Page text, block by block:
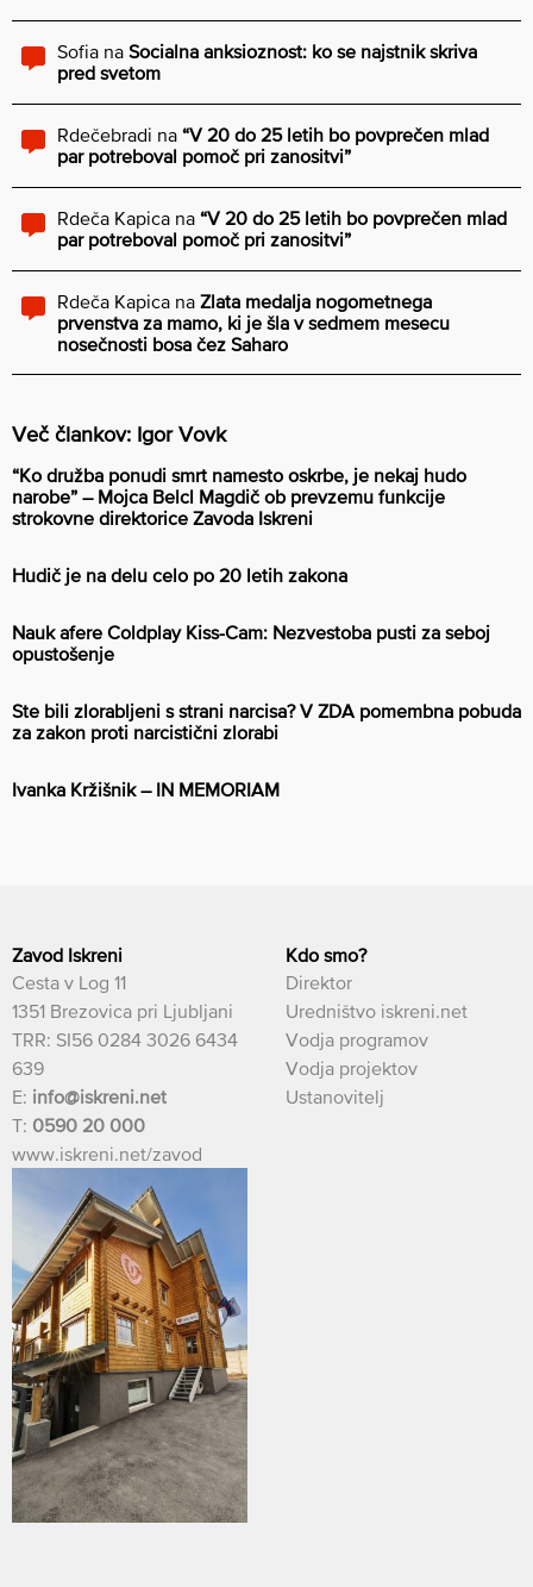
Sofia na Socialna anksioznost: ko se najstnik skriva
pred svetom
Rdečebradi na “V 20 do 25 letih bo povprečen mlad
par potreboval pomoč pri zanositvi”
Rdeča Kapica na “V 20 do 25 letih bo povprečen mlad
par potreboval pomoč pri zanositvi”
Rdeča Kapica na Zlata medalja nogometnega
prvenstva za mamo, ki je šla v sedmem mesecu
nosečnosti bosa čez Saharo
Več člankov: Igor Vovk
“Ko družba ponudi smrt namesto oskrbe, je nekaj hudo
narobe” – Mojca Belcl Magdič ob prevzemu funkcije
strokovne direktorice Zavoda Iskreni
Hudič je na delu celo po 20 letih zakona
Nauk afere Coldplay Kiss-Cam: Nezvestoba pusti za seboj
opustošenje
Ste bili zlorabljeni s strani narcisa? V ZDA pomembna pobuda
za zakon proti narcistični zlorabi
Ivanka Kržišnik – IN MEMORIAM
Zavod Iskreni
Cesta v Log 11
1351 Brezovica pri Ljubljani
TRR: SI56 0284 3026 6434
639
E: info@iskreni.net
T: 0590 20 000
www.iskreni.net/zavod
Kdo smo?
Direktor
Uredništvo iskreni.net
Vodja programov
Vodja projektov
Ustanovitelj